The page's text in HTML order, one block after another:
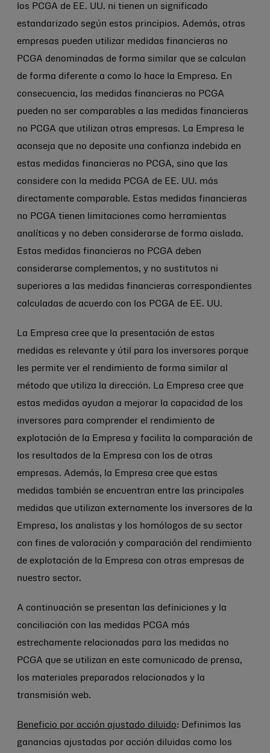
los PCGA de EE. UU. ni tienen un significado
estandarizado según estos principios. Además, otras
empresas pueden utilizar medidas financieras no
PCGA denominadas de forma similar que se calculan
de forma diferente a como lo hace la Empresa. En
consecuencia, las medidas financieras no PCGA
pueden no ser comparables a las medidas financieras
no PCGA que utilizan otras empresas. La Empresa le
aconseja que no deposite una confianza indebida en
estas medidas financieras no PCGA, sino que las
considere con la medida PCGA de EE. UU. más
directamente comparable. Estas medidas financieras
no PCGA tienen limitaciones como herramientas
analíticas y no deben considerarse de forma aislada.
Estas medidas financieras no PCGA deben
considerarse complementos, y no sustitutos ni
superiores a las medidas financieras correspondientes
calculadas de acuerdo con los PCGA de EE. UU.
La Empresa cree que la presentación de estas
medidas es relevante y útil para los inversores porque
les permite ver el rendimiento de forma similar al
método que utiliza la dirección. La Empresa cree que
estas medidas ayudan a mejorar la capacidad de los
inversores para comprender el rendimiento de
explotación de la Empresa y facilita la comparación de
los resultados de la Empresa con los de otras
empresas. Además, la Empresa cree que estas
medidas también se encuentran entre las principales
medidas que utilizan externamente los inversores de la
Empresa, los analistas y los homólogos de su sector
con fines de valoración y comparación del rendimiento
de explotación de la Empresa con otras empresas de
nuestro sector.
A continuación se presentan las definiciones y la
conciliación con las medidas PCGA más
estrechamente relacionadas para las medidas no
PCGA que se utilizan en este comunicado de prensa,
los materiales preparados relacionados y la
transmisión web.
Beneficio por acción ajustado diluido: Definimos las
ganancias ajustadas por acción diluidas como los